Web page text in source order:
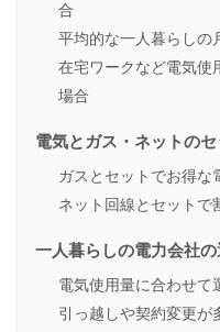
合
平均的な一人暮らしの
在宅ワークなど電気使
場合
電気とガス・ネットの
ガスとセットでお得な
ネット回線とセットで
一人暮らしの電力会社
電気使用量に合わせて
引っ越しや契約変更が